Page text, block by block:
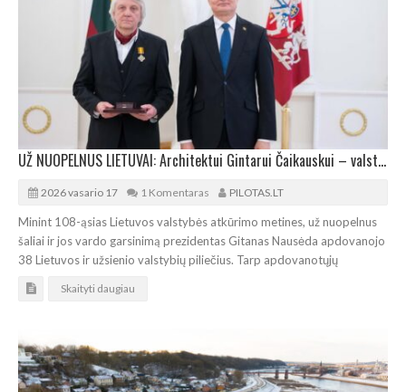
UŽ NUOPELNUS LIETUVAI: Architektui Gintarui Čaikauskui – valstybinis apdovanojimas
2026 vasario 17 1 Komentaras PILOTAS.LT
Minint 108-ąsias Lietuvos valstybės atkūrimo metines, už nuopelnus
šaliai ir jos vardo garsinimą prezidentas Gitanas Nausėda apdovanojo
38 Lietuvos ir užsienio valstybių piliečius. Tarp apdovanotųjų
Skaityti daugiau